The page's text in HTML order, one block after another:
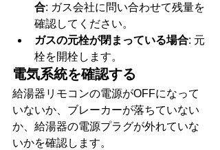
合: ガス会社に問い合わせて残量を
確認してください。
ガスの元栓が閉まっている場合: 元
栓を開栓します。
電気系統を確認する
給湯器リモコンの電源がOFFになって
いないか、ブレーカーが落ちていない
か、給湯器の電源プラグが外れていな
いかを確認します。